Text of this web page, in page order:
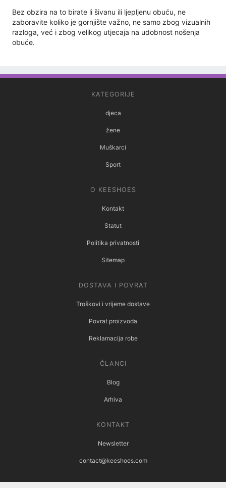
Bez obzira na to birate li šivanu ili ljepljenu obuću, ne
zaboravite koliko je gornjište važno, ne samo zbog vizualnih
razloga, već i zbog velikog utjecaja na udobnost nošenja
obuće.
KATEGORIJE
djeca
žene
Muškarci
Sport
O KEESHOES
Kontakt
Statut
Politika privatnosti
Sitemap
DOSTAVA I POVRAT
Troškovi i vrijeme dostave
Povrat proizvoda
Reklamacija robe
ČLANCI
Blog
Arhiva
KONTAKT
Newsletter
contact@keeshoes.com